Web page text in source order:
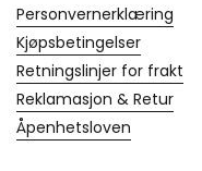
Personvernerklæring
Kjøpsbetingelser
Retningslinjer for frakt
Reklamasjon & Retur
Åpenhetsloven